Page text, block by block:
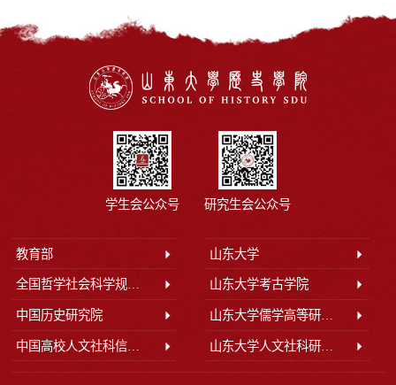
学生会公众号 研究生会公众号
教育部 山东大学
全国哲学社会科学规划办公室 山东大学考古学院
中国历史研究院 山东大学儒学高等研究院
中国高校人文社科信息网 山东大学人文社科研究院